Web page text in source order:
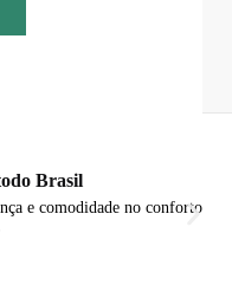
Brasil
e comodidade no conforto